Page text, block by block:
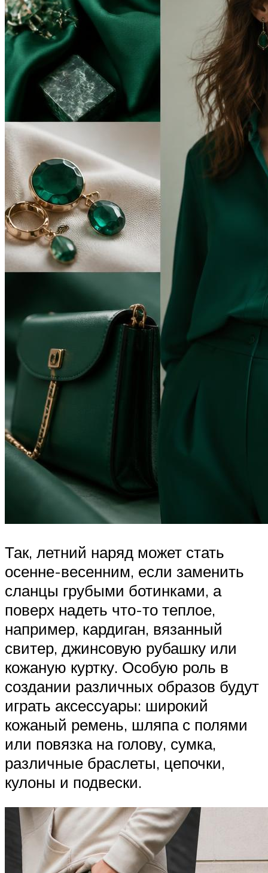
Так, летний наряд может стать
осенне-весенним, если заменить
сланцы грубыми ботинками, а
поверх надеть что-то теплое,
например, кардиган, вязанный
свитер, джинсовую рубашку или
кожаную куртку. Особую роль в
создании различных образов будут
играть аксессуары: широкий
кожаный ремень, шляпа с полями
или повязка на голову, сумка,
различные браслеты, цепочки,
кулоны и подвески.